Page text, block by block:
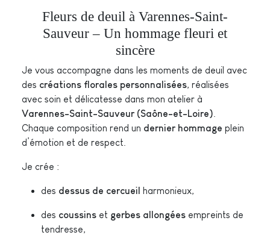
Fleurs de deuil à Varennes-Saint-
Sauveur – Un hommage fleuri et
sincère
Je vous accompagne dans les moments de deuil avec
des créations florales personnalisées, réalisées
avec soin et délicatesse dans mon atelier à
Varennes-Saint-Sauveur (Saône-et-Loire)
Chaque composition rend un dernier hommage plein
d’émotion et de respect.
Je crée :
des dessus de cercueil harmonieux,
des coussins et gerbes allongées empreints de
tendresse,